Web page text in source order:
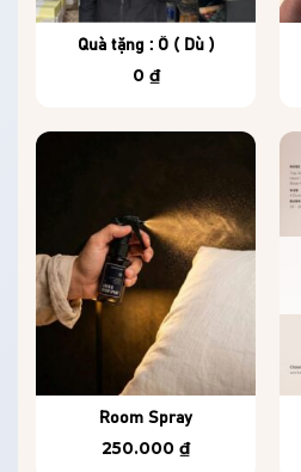
Quà tặng : Ô ( Dù )
0 ₫
Room Spray
250.000 ₫